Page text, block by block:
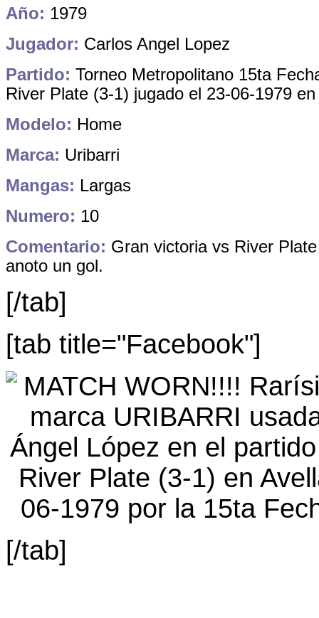
Año: 1979
Jugador: Carlos Angel Lopez
Partido: Torneo Metropolitano 15ta
River Plate (3-1) jugado el 23-06-1979
Modelo: Home
Marca: Uribarri
Mangas: Largas
Numero: 10
Comentario: Gran victoria vs River
anoto un gol.
[/tab]
[tab title="Facebook"]
[/tab]